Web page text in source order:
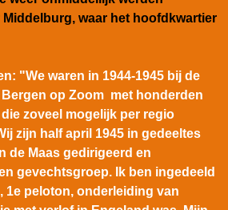
waar het hoofdkwartier
"We waren in 1944-1945 bij de
op Zoom met honderden
zoveel mogelijk per regio
zijn half april 1945 in gedeeltes
de Maas gedirigeerd en
gevechtsgroep. Ik ben ingedeeld
1e peloton, onderleiding van